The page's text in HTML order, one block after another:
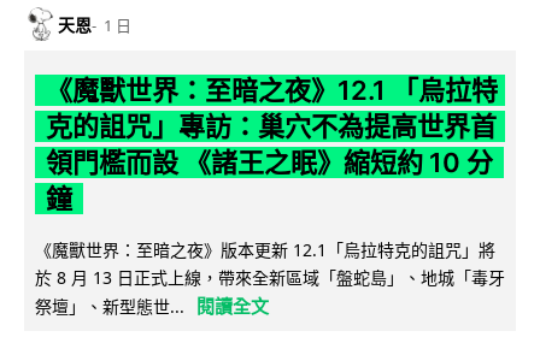
天恩 1 日
《魔獸世界：至暗之夜》12.1 「烏拉特
克的詛咒」專訪：巢穴不為提高世界首
領門檻而設 《諸王之眠》縮短約 10 分
鐘
《魔獸世界：至暗之夜》版本更新 12.1「烏拉特克的詛咒」將
於 8 月 13 日正式上線，帶來全新區域「盤蛇島」、地城「毒牙
祭壇」、新型態世...
閱讀全文